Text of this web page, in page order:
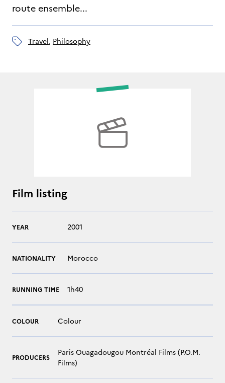
route ensemble...
travel, philosophy
Film listing
YEAR 2001
NATIONALITY Morocco
RUNNING TIME 1h40
COLOUR Colour
PRODUCERS
Paris Ouagadougou Montréal Films (P.O.M.
Films)